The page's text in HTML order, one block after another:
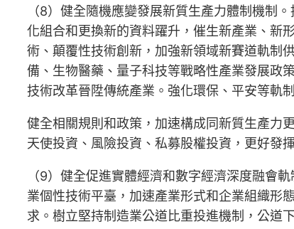
（8）健全隨機應變發展新質生產力體制機制
化組合和更換新的資料躍升，催生新產業、新
術、顛覆性技術創新，加強新領域新賽道軌制
備、生物醫藥、量子科技等戰略性產業發展政
技術改革晉陞傳統產業。強化環保、平安等軌
健全相關規則和政策，加速構成同新質生產力
天使投資、風險投資、私募股權投資，更好發
（9）健全促進實體經濟和數字經濟深度融會
業個性技術平臺，加速產業形式和企業組織形
求。樹立堅持制造業公道比重投進機制，公道